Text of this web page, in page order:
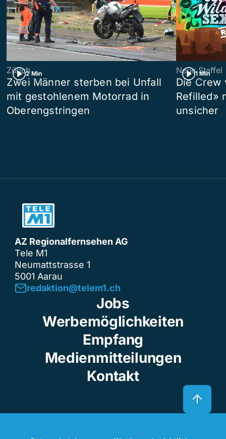
2 Min
Zürich
Zwei Männer sterben bei Unfall
mit gestohlenem Motorrad in
Oberengstringen
1 Min
Neue Staffel
Die Crew
Refilled»
unsicher
AZ Regionalfernsehen AG
Tele M1
Neumattstrasse 1
5001 Aarau
redaktion@telem1.ch
Jobs
Werbemöglichkeiten
Empfang
Medienmitteilungen
Kontakt